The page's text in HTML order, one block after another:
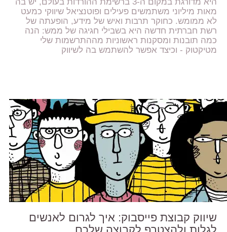
מאות מיליוני משתמשים פעילים ופוטנציאל שיווקי כמעט
לא ממומש. כחוקר תרבות ואיש של מידע, הופעתה של
רשת חברתית חדשה היא בשבילי חגיגה של ממש: הנה
כמה תובנות ומסקנות ראשוניות מההתרשמות שלי
מטיקטוק - וכיצד אפשר להשתמש בה לשיווק
שיווק קבוצת פייסבוק: איך לגרום לאנשים